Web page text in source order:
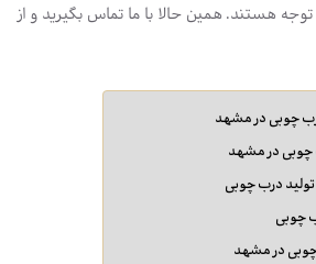
توجه هستند. همین حالا با ما تماس بگیرید و از
چوبی در مشهد
چوبی در مشهد
درب چوبی
چوبی
چوبی در مشهد